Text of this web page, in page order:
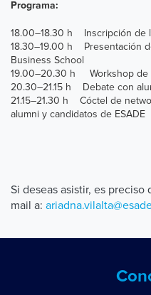
Programa:
18.00–18.30 h Inscripción de
18.30–19.00 h Presentación
Business School
19.00–20.30 h Workshop de
20.30–21.15 h Debate con
21.15–21.30 h Cóctel de
alumni y candidatos de ESADE
Si deseas asistir, es
mail a: